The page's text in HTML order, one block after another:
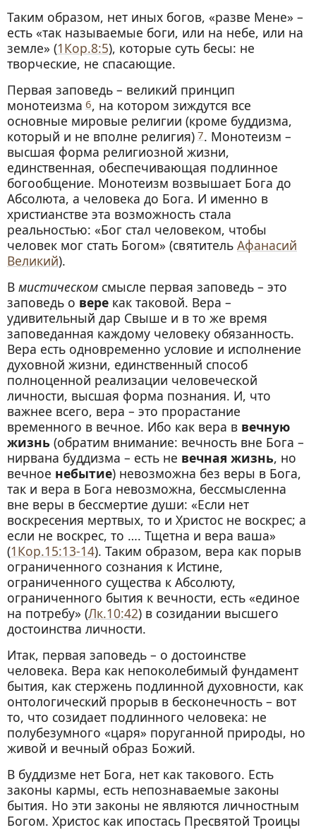
Таким образом, нет иных богов, «разве Мене» –
есть «так называемые боги, или на небе, или на
земле» (1Кор.8:5), которые суть бесы: не
творческие, не спасающие.
Первая заповедь – великий принцип
монотеизма 6, на котором зиждутся все
основные мировые религии (кроме буддизма,
который и не вполне религия) 7. Монотеизм –
высшая форма религиозной жизни,
единственная, обеспечивающая подлинное
богообщение. Монотеизм возвышает Бога до
Абсолюта, а человека до Бога. И именно в
христианстве эта возможность стала
реальностью: «Бог стал человеком, чтобы
человек мог стать Богом» (святитель Афанасий
Великий).
В мистическом смысле первая заповедь – это
заповедь о вере как таковой. Вера –
удивительный дар Свыше и в то же время
заповеданная каждому человеку обязанность.
Вера есть одновременно условие и исполнение
духовной жизни, единственный способ
полноценной реализации человеческой
личности, высшая форма познания. И, что
важнее всего, вера – это прорастание
временного в вечное. Ибо как вера в вечную
жизнь (обратим внимание: вечность вне Бога –
нирвана буддизма – есть не вечная жизнь, но
вечное небытие) невозможна без веры в Бога,
так и вера в Бога невозможна, бессмысленна
вне веры в бессмертие души: «Если нет
воскресения мертвых, то и Христос не воскрес; а
если не воскрес, то …. Тщетна и вера ваша»
(1Кор.15:13-14). Таким образом, вера как порыв
ограниченного сознания к Истине,
ограниченного существа к Абсолюту,
ограниченного бытия к вечности, есть «единое
на потребу» (Лк.10:42) в созидании высшего
достоинства личности.
Итак, первая заповедь – о достоинстве
человека. Вера как непоколебимый фундамент
бытия, как стержень подлинной духовности, как
онтологический прорыв в бесконечность – вот
то, что созидает подлинного человека: не
полубезумного «царя» поруганной природы, но
живой и вечный образ Божий.
В буддизме нет Бога, нет как такового. Есть
законы кармы, есть непознаваемые законы
бытия. Но эти законы не являются личностным
Богом. Христос как ипостась Пресвятой Троицы